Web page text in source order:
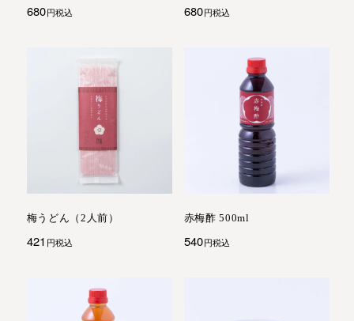
680 税込 680 税込
梅うどん（2人前）
421 税込
赤梅酢 500ml
540 税込